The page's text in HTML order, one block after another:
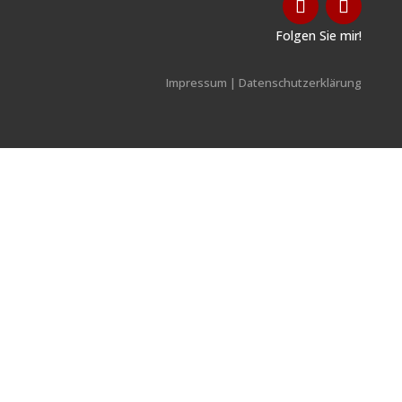
Folgen Sie mir!
Impressum |Datenschutzerklärung